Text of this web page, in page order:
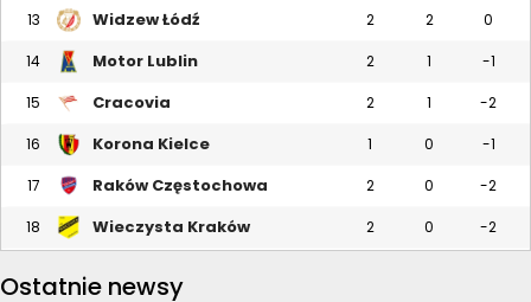
13 Widzew Łódź 2 2 0
14 Motor Lublin 2 1 -1
15 Cracovia 2 1 -2
16 Korona Kielce 1 0 -1
17 Raków Częstochowa 2 0 -2
18 Wieczysta Kraków 2 0 -2
Ostatnie newsy